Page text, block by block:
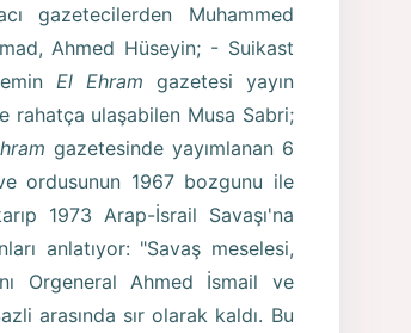
gazetecilerden Muhammed
Ahmed Hüseyin; - Suikast
El Ehram gazetesi yayın
rahatça ulaşabilen Musa Sabri;
gazetesinde yayımlanan 6
ordusunun 1967 bozgunu ile
1973 Arap-İsrail Savaşı'na
anlatıyor: "Savaş meselesi,
Orgeneral Ahmed İsmail ve
arasında sır olarak kaldı. Bu